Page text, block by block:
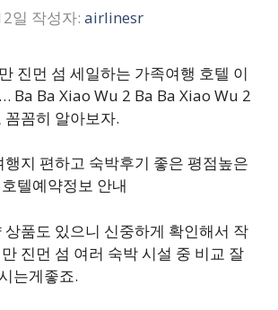
일 작성자: airlinesr
진먼 섬 세일하는 가족여행 호텔 이
Ba Ba Xiao Wu 2 Ba Ba Xiao Wu 2
꼼꼼히 알아보자.
지 편하고 숙박후기 좋은 평점높은
텔예약정보 안내
상품도 있으니 신중하게 확인해서 작
진먼 섬 여러 숙박 시설 중 비교 잘
는게좋죠.